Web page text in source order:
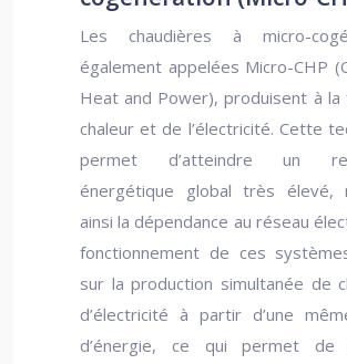
Les chaudières à micro-
également appelées Micro-CHP
Heat and Power), produisent à la
chaleur et de l’électricité. Cette
permet d’atteindre un
énergétique global très élevé,
ainsi la dépendance au réseau
fonctionnement de ces
sur la production simultanée de
d’électricité à partir d’une
d’énergie, ce qui permet de